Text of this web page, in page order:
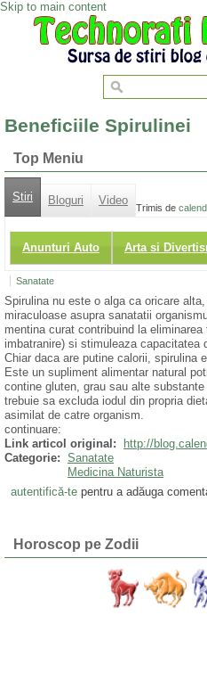
Skip to main content
Beneficiile Spirulinei
Top Meniu
Stiri Bloguri Video
Anunturi Auto Arta si
Trimis de
Sanatate
Spirulina nu este o alga ca oricare
miraculoase asupra sanatatii
mentina curat contribuind la
imbatranire) si stimuleaza capacitatea
Chiar daca are putine calorii, spirulina
Este un supliment alimentar natural
contine gluten, grau sau alte
trebuie sa excluda iodul din propria
asimilat de catre organism.
continuare:
Link articol original:
http://
Categorie: Sanatate
Medicina Naturista
autentifică-tepentru a adăuga
Horoscop pe Zodii